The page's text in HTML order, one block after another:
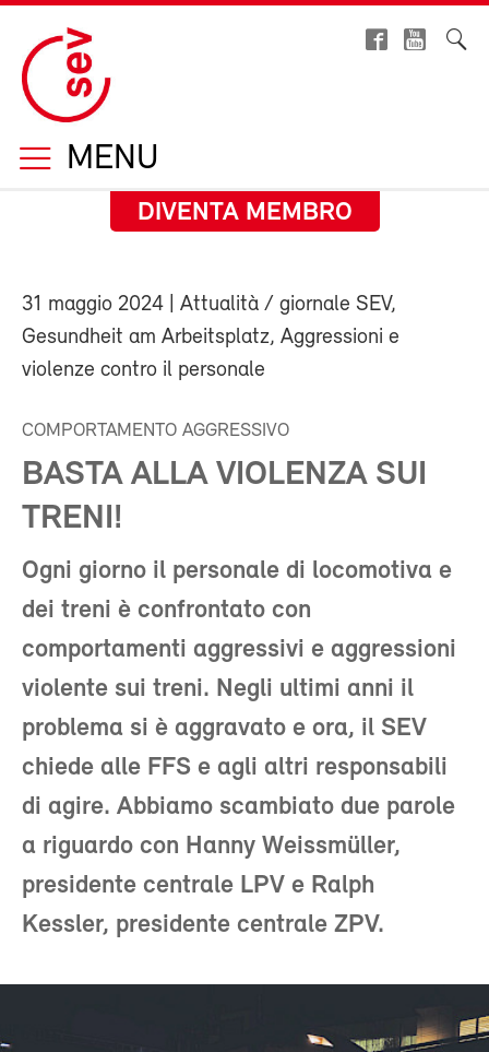
MENU
DIVENTA MEMBRO
31 maggio 2024 | Attualità / giornale SEV,
Gesundheit am Arbeitsplatz, Aggressioni e
violenze contro il personale
COMPORTAMENTO AGGRESSIVO
BASTA ALLA VIOLENZA SUI
TRENI!
Ogni giorno il personale di locomotiva e
dei treni è confrontato con
comportamenti aggressivi e aggressioni
violente sui treni. Negli ultimi anni il
problema si è aggravato e ora, il SEV
chiede alle FFS e agli altri responsabili
di agire. Abbiamo scambiato due parole
a riguardo con Hanny Weissmüller,
presidente centrale LPV e Ralph
Kessler, presidente centrale ZPV.